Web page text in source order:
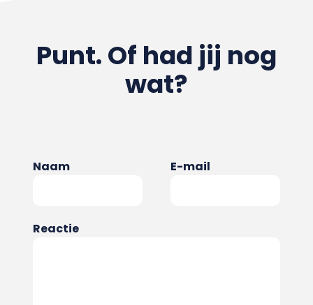
Punt. Of had jij nog
wat?
Naam E-mail
Reactie